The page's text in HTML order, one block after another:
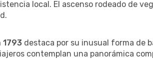
local. El ascenso rodeado de
1793 destaca por su inusual forma de
contemplan una panorámica